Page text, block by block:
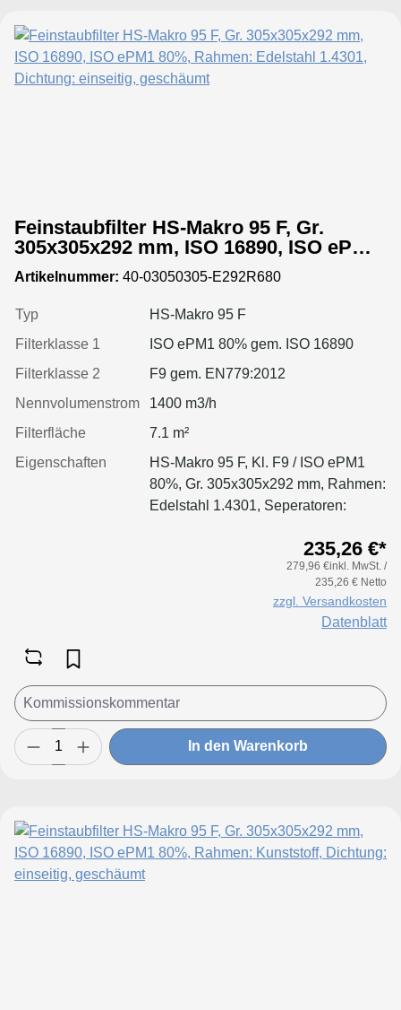
Feinstaubfilter HS-Makro 95 F, Gr.
305x305x292 mm, ISO 16890, ISO ePM1
80%, Rahmen: Edelstahl 1.4301,
Dichtung: einseitig, geschäumt
Artikelnummer: 40-03050305-E292R680
Typ
HS-Makro 95 F
Filterklasse 1
ISO ePM1 80% gem. ISO 16890
Filterklasse 2
F9 gem. EN779:2012
Nennvolumenstrom
1400 m3/h
Filterfläche
7.1 m²
Eigenschaften
HS-Makro 95 F, Kl. F9 / ISO ePM1
80%, Gr. 305x305x292 mm, Rahmen:
Edelstahl 1.4301, Seperatoren:
Filter: Applikation für größere
Luftmenge, geringeren Druckverlust
235,26 €*
279,96 €inkl. MwSt. /
235,26 € Netto
zzgl. Versandkosten
Datenblatt
In den Warenkorb